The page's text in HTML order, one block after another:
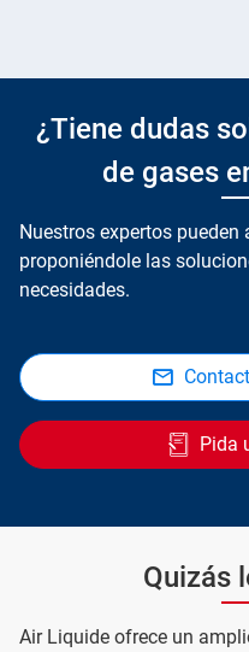
¿Tiene dudas
de gases
Nuestros expertos
proponiéndole las
necesidades.
Pida
Quizás
Air Liquide ofrece un